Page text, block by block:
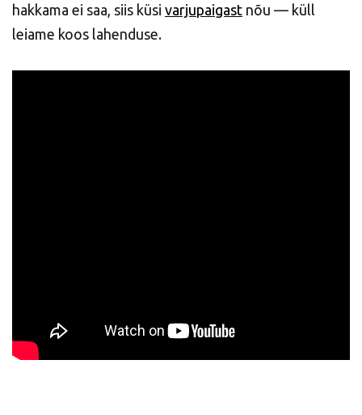
hakkama ei saa, siis küsi varjupaigast nõu — küll
leiame koos lahenduse.